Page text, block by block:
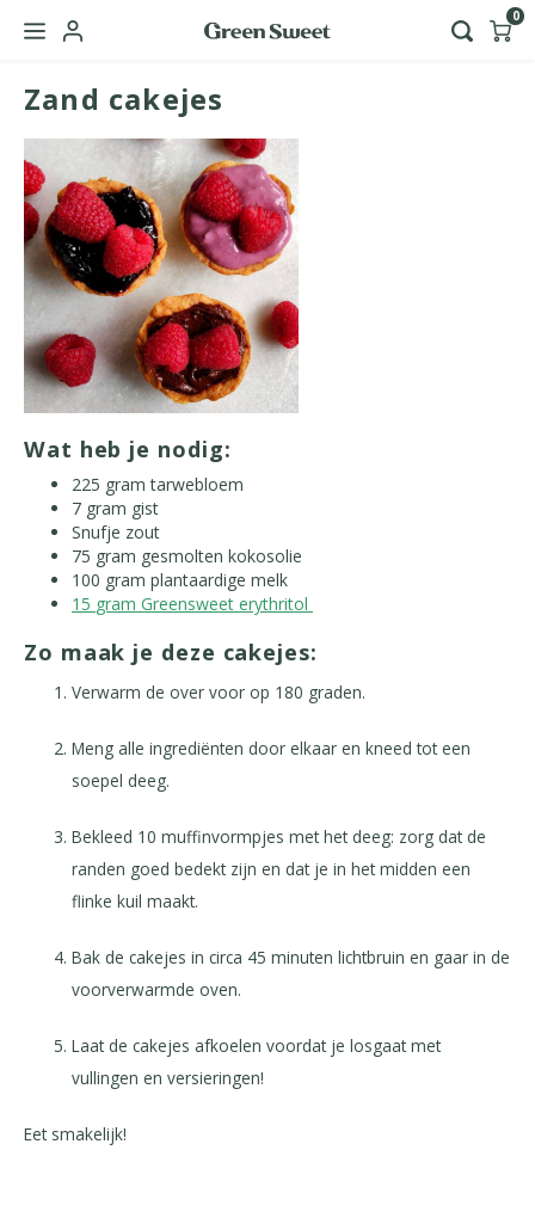
Hoofdmenu / green sweet zakelijk
Nederlands
English
0
Zand cakejes
Wat heb je nodig:
225 gram tarwebloem
7 gram gist
Snufje zout
75 gram gesmolten kokosolie
100 gram plantaardige melk
15 gram Greensweet erythritol
Zo maak je deze cakejes:
Verwarm de over voor op 180 graden.
Meng alle ingrediënten door elkaar en kneed tot een
soepel deeg.
Bekleed 10 muffinvormpjes met het deeg: zorg dat de
randen goed bedekt zijn en dat je in het midden een
flinke kuil maakt.
Bak de cakejes in circa 45 minuten lichtbruin en gaar in de
voorverwarmde oven.
Laat de cakejes afkoelen voordat je losgaat met
vullingen en versieringen!
Eet smakelijk!